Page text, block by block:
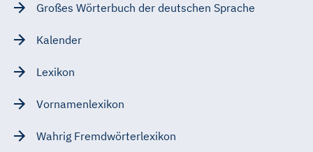
Großes Wörterbuch der deutschen Sprache
Kalender
Lexikon
Vornamenlexikon
Wahrig Fremdwörterlexikon